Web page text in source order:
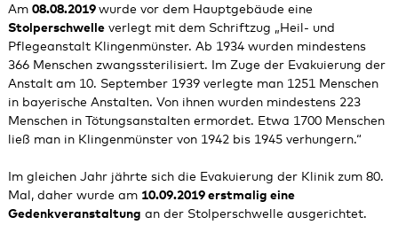
Am 08.08.2019 wurde vor dem Hauptgebäude eine
Stolperschwelleverlegt mit dem Schriftzug „Heil- und
Pflegeanstalt Klingenmünster. Ab 1934 wurden mindestens
366 Menschen zwangssterilisiert. Im Zuge der Evakuierung der
Anstalt am 10. September 1939 verlegte man 1251 Menschen
in bayerische Anstalten. Von ihnen wurden mindestens 223
Menschen in Tötungsanstalten ermordet. Etwa 1700 Menschen
ließ man in Klingenmünster von 1942 bis 1945 verhungern.“
Im gleichen Jahr jährte sich die Evakuierung der Klinik zum 80.
Mal, daher wurde am 10.09.2019 erstmalig eine
Gedenkveranstaltung an der Stolperschwelle ausgerichtet.